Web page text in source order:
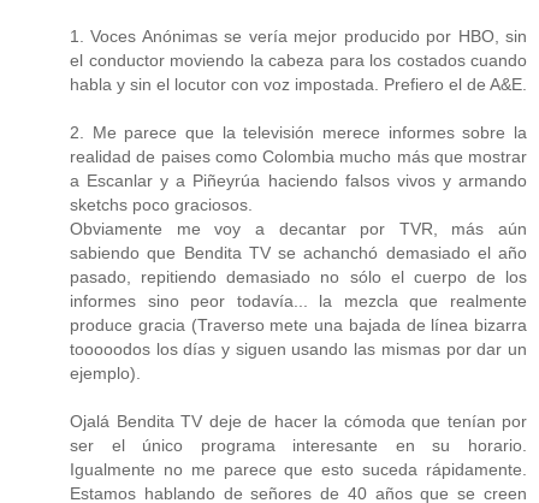
1. Voces Anónimas se vería mejor producido por HBO, sin
el conductor moviendo la cabeza para los costados cuando
habla y sin el locutor con voz impostada. Prefiero el de A&E.
2. Me parece que la televisión merece informes sobre la
realidad de paises como Colombia mucho más que mostrar
a Escanlar y a Piñeyrúa haciendo falsos vivos y armando
sketchs poco graciosos.
Obviamente me voy a decantar por TVR, más aún
sabiendo que Bendita TV se achanchó demasiado el año
pasado, repitiendo demasiado no sólo el cuerpo de los
informes sino peor todavía... la mezcla que realmente
produce gracia (Traverso mete una bajada de línea bizarra
tooooodos los días y siguen usando las mismas por dar un
ejemplo).
Ojalá Bendita TV deje de hacer la cómoda que tenían por
ser el único programa interesante en su horario.
Igualmente no me parece que esto suceda rápidamente.
Estamos hablando de señores de 40 años que se creen